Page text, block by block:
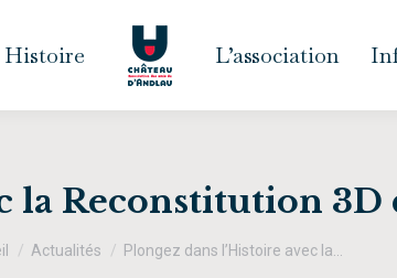
Histoire L’association
la Reconstitution
ici :
Actualités Plongez dans l’Histoire avec la…